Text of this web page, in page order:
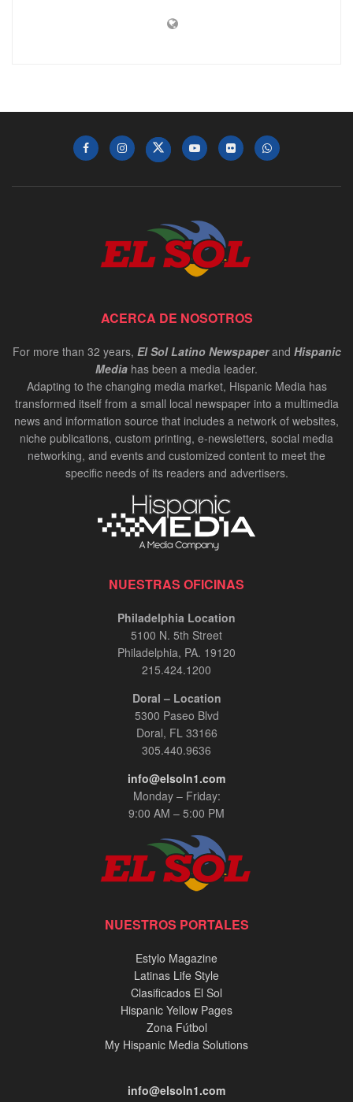
ACERCA DE NOSOTROS
For more than 32 years, El Sol Latino Newspaperand Hispanic
Media has been a media leader.
Adapting to the changing media market, Hispanic Media has
transformed itself from a small local newspaper into a multimedia
news and information source that includes a network of websites,
niche publications, custom printing, e-newsletters, social media
networking, and events and customized content to meet the
specific needs of its readers and advertisers.
NUESTRAS OFICINAS
Philadelphia Location
5100 N. 5th Street
Philadelphia, PA. 19120
215.424.1200
Doral – Location
5300 Paseo Blvd
Doral, FL 33166
305.440.9636
info@elsoln1.com
Monday – Friday:
9:00 AM – 5:00 PM
NUESTROS PORTALES
Estylo Magazine
Latinas Life Style
Clasificados El Sol
Hispanic Yellow Pages
Zona Fútbol
My Hispanic Media Solutions
info@elsoln1.com